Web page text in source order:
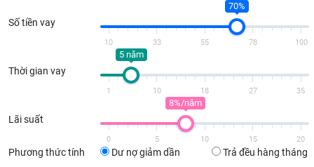
Số tiền vay
70%
10 33 55 78 100
Thời gian vay
5 năm
1 10 18 27 35
Lãi suất
8%/năm
0 5 10 15 20
Phương thức tính Dư nợ giảm dần Trả đều hàng tháng